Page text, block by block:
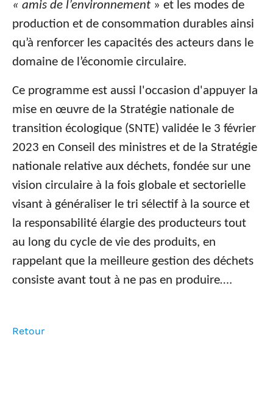
« amis de l’environnement » et les modes de
production et de consommation durables ainsi
qu’à renforcer les capacités des acteurs dans le
domaine de l’économie circulaire.
Ce programme est aussi l'occasion d'appuyer la
mise en œuvre de la Stratégie nationale de
transition écologique (SNTE) validée le 3 février
2023 en Conseil des ministres et de la Stratégie
nationale relative aux déchets, fondée sur une
vision circulaire à la fois globale et sectorielle
visant à généraliser le tri sélectif à la source et
la responsabilité élargie des producteurs tout
au long du cycle de vie des produits, en
rappelant que la meilleure gestion des déchets
consiste avant tout à ne pas en produire….
Retour